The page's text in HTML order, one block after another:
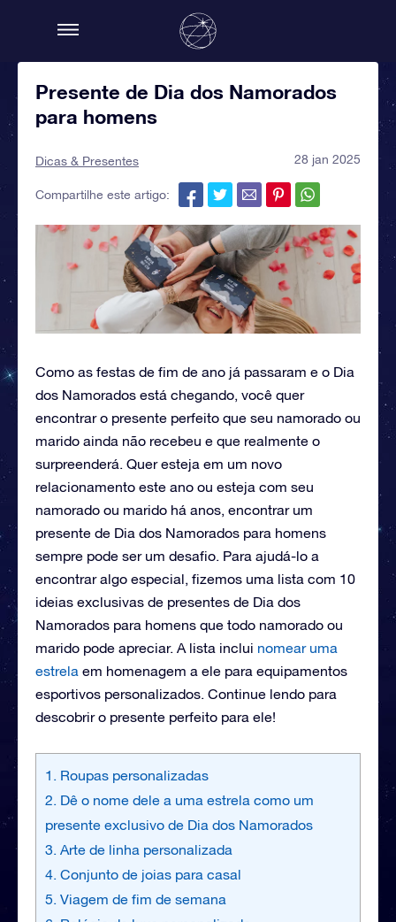
Presente de Dia dos Namorados
para homens
Dicas & Presentes 28 jan 2025
Compartilhe este artigo:
Como as festas de fim de ano já passaram e o Dia
dos Namorados está chegando, você quer
encontrar o presente perfeito que seu namorado ou
marido ainda não recebeu e que realmente o
surpreenderá. Quer esteja em um novo
relacionamento este ano ou esteja com seu
namorado ou marido há anos, encontrar um
presente de Dia dos Namorados para homens
sempre pode ser um desafio. Para ajudá-lo a
encontrar algo especial, fizemos uma lista com 10
ideias exclusivas de presentes de Dia dos
Namorados para homens que todo namorado ou
marido pode apreciar. A lista inclui nomear uma
estrela em homenagem a ele para equipamentos
esportivos personalizados. Continue lendo para
descobrir o presente perfeito para ele!
1. Roupas personalizadas
2. Dê o nome dele a uma estrela como um
presente exclusivo de Dia dos Namorados
3. Arte de linha personalizada
4. Conjunto de joias para casal
5. Viagem de fim de semana